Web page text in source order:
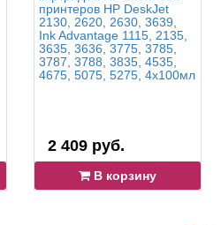
принтеров HP DeskJet
2130, 2620, 2630, 3639,
Ink Advantage 1115, 2135,
3635, 3636, 3775, 3785,
3787, 3788, 3835, 4535,
4675, 5075, 5275, 4x100мл
2 409 руб.
В корзину